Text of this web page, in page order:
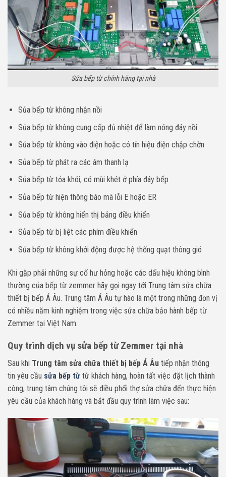
Sửa bếp từ chính hãng tại nhà
Sủa bếp từ không nhận nồi
Sủa bếp từ không cung cấp đủ nhiệt để làm nóng đáy nồi
Sủa bếp từ không vào điện hoặc có tín hiệu điện chập chờn
Sủa bếp từ phát ra các âm thanh lạ
Sủa bếp từ tỏa khói, có mùi khét ở phía đáy bếp
Sủa bếp từ hiện thông báo mã lỗi E hoặc ER
Sủa bếp từ không hiển thị bảng điều khiển
Sủa bếp từ bị liệt các phím điều khiển
Sủa bếp từ không khởi động được hệ thống quạt thông gió
Khi gặp phải những sự cố hư hỏng hoặc các dấu hiệu không bình
thường của bếp từ zemmer hãy gọi ngay tới Trung tâm sửa chữa
thiết bị bếp Á Âu. Trung tâm Á Âu tự hào là một trong những đơn vị
có nhiều năm kinh nghiệm trong việc sửa chữa bảo hành bếp từ
Zemmer tại Việt Nam.
Quy trình dịch vụ sửa bếp từ Zemmer tại nhà
Sau khi Trung tâm sửa chữa thiết bị bếp Á Âu tiếp nhận thông
tin yêu cầu sửa bếp từ từ khách hàng, hoàn tất việc đặt lịch thành
công, trung tâm chúng tôi sẽ điều phối thợ sửa chữa đến thực hiện
yêu cầu của khách hàng và bắt đầu quy trình làm việc sau: